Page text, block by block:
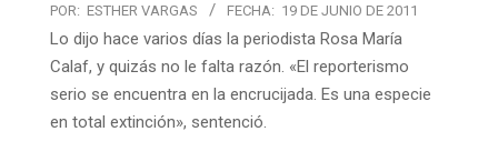
POR: ESTHER VARGAS FECHA: 19 DE JUNIO DE 2011
Lo dijo hace varios días la periodista Rosa María
Calaf, y quizás no le falta razón. «El reporterismo
serio se encuentra en la encrucijada. Es una especie
en total extinción», sentenció.